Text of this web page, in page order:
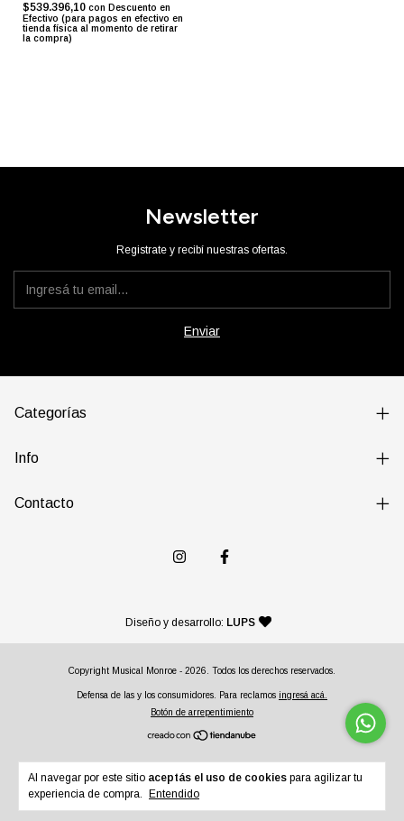
Al navegar por este sitio aceptás el uso de cookies para agilizar tu
experiencia de compra.
Entendido
$539.396,10 con Descuento en
Efectivo (para pagos en efectivo en
tienda física al momento de retirar
la compra)
Newsletter
Registrate y recibí nuestras ofertas.
Categorías
Info
Contacto
Diseño y desarrollo: LUPS — agencia de diseño y
Copyright Musical Monroe - 2026. Todos los derechos reservados.
Defensa de las y los consumidores. Para reclamos ingresá acá.
Botón de arrepentimiento